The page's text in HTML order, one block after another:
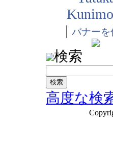
| バナーを
検索
高度な検